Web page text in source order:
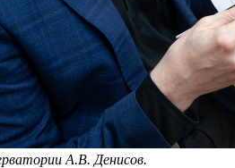
А.В. Денисов.